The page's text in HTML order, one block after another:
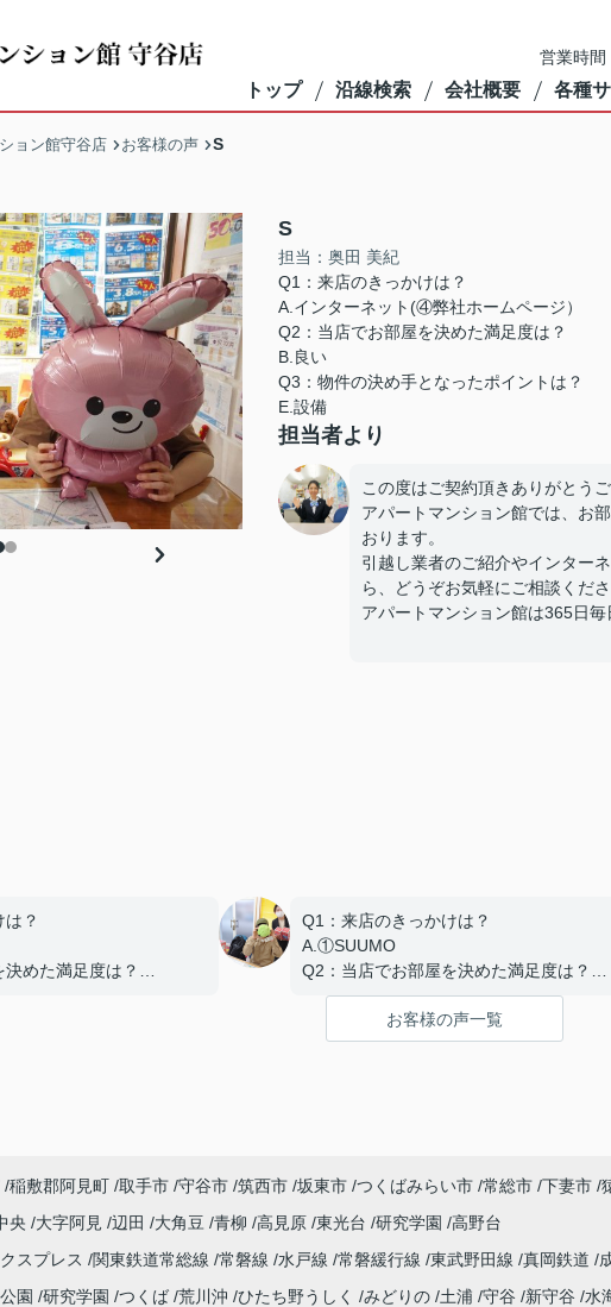
営業時
トップ 沿線検索 会社概要 各種
ョン館守谷店 お客様の声 S
S
担当：奥田 美紀
Q1：来店のきっかけは？
A.インターネット(④弊社ホームページ）
Q2：当店でお部屋を決めた満足度は？
B.良い
Q3：物件の決め手となったポイントは？
E.設備
担当者より
この度はご契約頂きありがとうご
アパートマンション館では、お
おります。
引越し業者のご紹介やインター
ら、どうぞお気軽にご相談くださ
アパートマンション館は365日
？
めた満足度は？
Q1：来店のきっかけは？
A.①SUUMO
Q2：当店でお部屋を決めた満足度は？
A.とても良い
Q3：物件の決め手となったポイントは？
D.築年数 G.その他（場所）
お客様の声一覧
稲敷郡阿見町 取手市 守谷市 筑西市 坂東市 つくばみらい市 常総市 下妻市
央 大字阿見 辺田 大角豆 青柳 高見原 東光台 研究学園
高野台
スプレス 関東鉄道常総線 常磐線 水戸線 常磐緩行線 東武野田線 真岡鉄道
園 研究学園 つくば 荒川沖 ひたち野うしく みどりの 土浦 守谷 新守谷 水